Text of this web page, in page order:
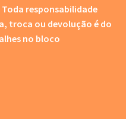
responsabilidade
troca ou devolução é do
no bloco